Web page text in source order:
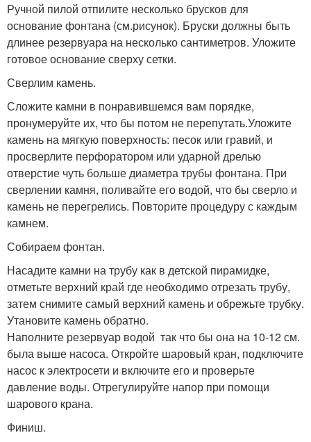
Ручной пилой отпилите несколько брусков для
основание фонтана (см.рисунок). Бруски должны быть
длинее резервуара на несколько сантиметров. Уложите
готовое основание сверху сетки.
Сверлим камень.
Сложите камни в понравившемся вам порядке,
пронумеруйте их, что бы потом не перепутать.Уложите
камень на мягкую поверхность: песок или гравий, и
просверлите перфоратором или ударной дрелью
отверстие чуть больше диаметра трубы фонтана. При
сверлении камня, поливайте его водой, что бы сверло и
камень не перегрелись. Повторите процедуру с каждым
камнем.
Собираем фонтан.
Насадите камни на трубу как в детской пирамидке,
отметьте верхний край где необходимо отрезать трубу,
затем снимите самый верхний камень и обрежьте трубку.
Утановите камень обратно.
Наполните резервуар водой так что бы она на 10-12 см.
была выше насоса. Откройте шаровый кран, подключите
насос к электросети и включите его и проверьте
давление воды. Отрегулируйте напор при помощи
шарового крана.
Финиш.